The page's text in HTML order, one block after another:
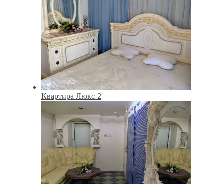
Квартира Люкс-2